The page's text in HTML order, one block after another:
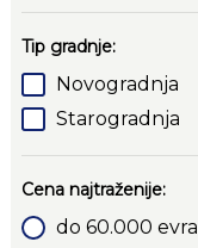
Tip gradnje:
Novogradnja
Starogradnja
Cena najtraženije:
do 60.000 evra